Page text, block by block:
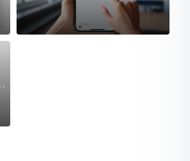
渠道避坑指南